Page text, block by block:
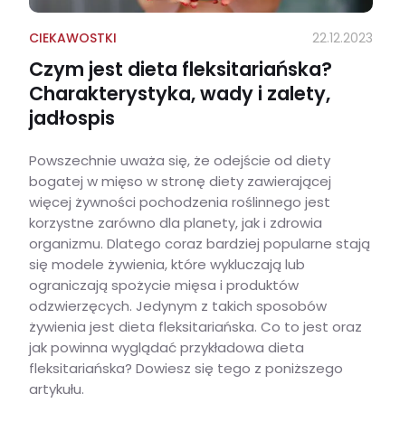
CIEKAWOSTKI 22.12.2023
Czym jest dieta fleksitariańska?
Charakterystyka, wady i zalety,
jadłospis
Powszechnie uważa się, że odejście od diety
bogatej w mięso w stronę diety zawierającej
więcej żywności pochodzenia roślinnego jest
korzystne zarówno dla planety, jak i zdrowia
organizmu. Dlatego coraz bardziej popularne stają
się modele żywienia, które wykluczają lub
ograniczają spożycie mięsa i produktów
odzwierzęcych. Jedynym z takich sposobów
żywienia jest dieta fleksitariańska. Co to jest oraz
jak powinna wyglądać przykładowa dieta
fleksitariańska? Dowiesz się tego z poniższego
artykułu.